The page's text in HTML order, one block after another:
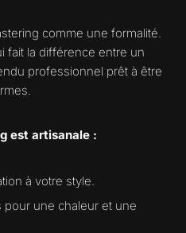
comme une formalité.
fait la différence entre un
professionnel prêt à être
est artisanale :
à votre style.
pour une chaleur et une